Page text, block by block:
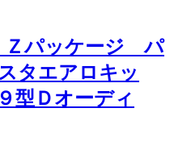
Ｚパッケージ パ
タエアロキッ
Ｄオーディ